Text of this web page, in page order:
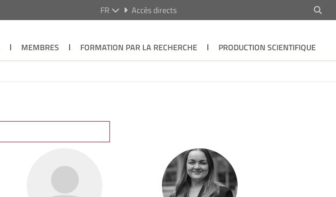
FR Accès directs
MEMBRES FORMATION PAR LA RECHERCHE
PRODUCTION SCIENTIFIQUE